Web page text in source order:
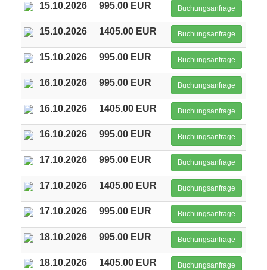
15.10.2026 995.00 EUR Buchungsanfrage
15.10.2026 1405.00 EUR Buchungsanfrage
15.10.2026 995.00 EUR Buchungsanfrage
16.10.2026 995.00 EUR Buchungsanfrage
16.10.2026 1405.00 EUR Buchungsanfrage
16.10.2026 995.00 EUR Buchungsanfrage
17.10.2026 995.00 EUR Buchungsanfrage
17.10.2026 1405.00 EUR Buchungsanfrage
17.10.2026 995.00 EUR Buchungsanfrage
18.10.2026 995.00 EUR Buchungsanfrage
18.10.2026 1405.00 EUR Buchungsanfrage